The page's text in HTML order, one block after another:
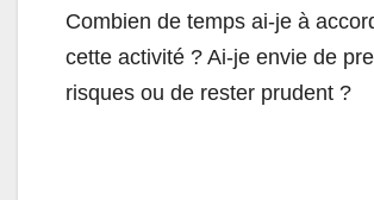
Combien de temps ai-je à
cette activité ? Ai-je envie de
risques ou de rester prudent ?